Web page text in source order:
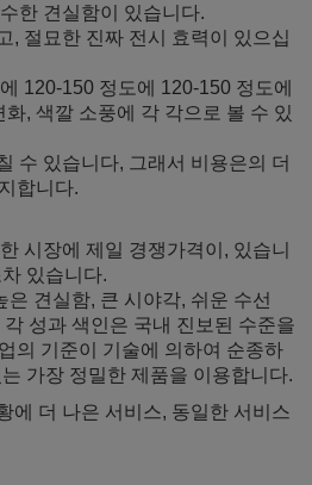
한 견실함이 있습니다.
, 절묘한 진짜 전시 효력이 있으십
120-150 정도에 120-150 정도에
, 색깔 소풍에 각 각으로 볼 수 있
수 있습니다, 그래서 비용은의 더
합니다.
시장에 제일 경쟁가격이, 있습니
있습니다.
은 견실함, 큰 시야각, 쉬운 수선
성과 색인은 국내 진보된 수준을
의 기준이 기술에 의하여 순종하
가장 정밀한 제품을 이용합니다.
에 더 나은 서비스, 동일한 서비스